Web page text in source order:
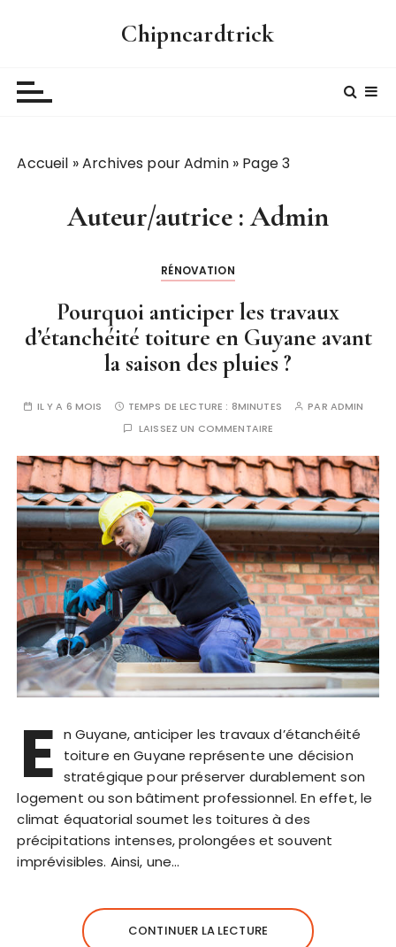
Chipncardtrick
Accueil »Archives pour Admin» Page 3
Auteur/autrice :Admin
RÉNOVATION
Pourquoi anticiper les travaux
d’étanchéité toiture en Guyane avant
la saison des pluies ?
IL Y A 6 MOIS TEMPS DE LECTURE : 8MINUTES PAR ADMIN
LAISSEZ UN COMMENTAIRE
E n Guyane, anticiper les travaux d’étanchéité
toiture en Guyane représente une décision
stratégique pour préserver durablement son
logement ou son bâtiment professionnel. En effet, le
climat équatorial soumet les toitures à des
précipitations intenses, prolongées et souvent
imprévisibles. Ainsi, une…
CONTINUER LA LECTURE